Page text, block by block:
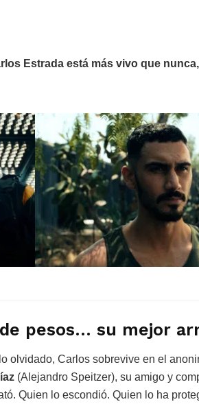
Estrada está más vivo que
pesos… su mejor
olvidado, Carlos sobrevive en el
(Alejandro Speitzer), su amigo y
Quien lo escondió. Quien lo ha